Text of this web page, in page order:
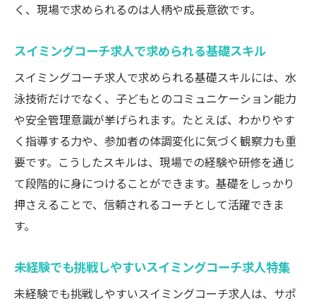
く、現場で求められるのは人柄や成長意欲です。
スイミングコーチ求人で求められる基礎スキル
スイミングコーチ求人で求められる基礎スキルには、水
泳技術だけでなく、子どもとのコミュニケーション能力
や安全管理意識が挙げられます。たとえば、わかりやす
く指導する力や、参加者の体調変化に気づく観察力も重
要です。こうしたスキルは、現場での経験や研修を通じ
て段階的に身につけることができます。基礎をしっかり
押さえることで、信頼されるコーチとして活躍できま
す。
未経験でも挑戦しやすいスイミングコーチ求人特集
未経験でも挑戦しやすいスイミングコーチ求人は、サポ